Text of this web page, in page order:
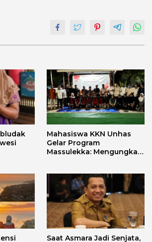
Mahasiswa KKN Unhas
Gelar Program
Massulekka: Mengungkap
Saat Asmara Jadi Senjata,